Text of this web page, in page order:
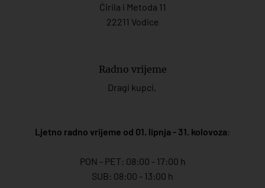
Ćirila i Metoda 11
22211 Vodice
Radno vrijeme
Dragi kupci,
Ljetno radno vrijeme od 01. lipnja - 31. kolovoza:
PON - PET: 08:00 - 17:00 h
SUB: 08:00 - 13:00 h